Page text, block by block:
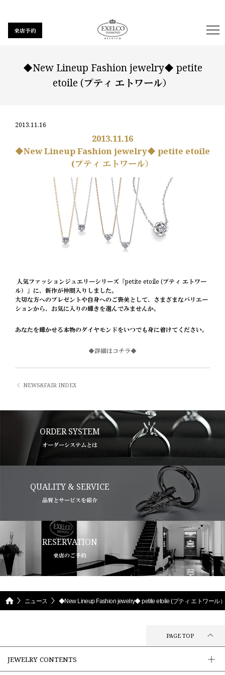
◆New Lineup Fashion jewelry◆ petite
etoile (プティ エトワール）
2013.11.16
2013.11.16
◆New Lineup Fashion jewelry◆ petite etoile
(プティ エトワール）
人気ファッションジュエリーシリーズ「petite etoile (プティ エトワー
ル）」に、新作が仲間入りしました。
大切な方へのプレゼントや自身へのご褒美として、さまざまなバリエー
ションから、お気に入りの輝きを選んでみませんか。
あなたを輝かせる本物のダイヤモンドをいつでも身に着けてください。
◆詳細はコチラ◆
NEWS&FAIR INDEX
ORDER SYSTEM
オーダーシステムとは
QUALITY & SERVICE
品質とサービスを紹介
RESERVATION
来店のご予約
ニュース ◆New Lineup Fashion jewelry◆ petite etoile (プティ エトワール）
PAGE TOP
JEWELRY CONTENTS
来店予約